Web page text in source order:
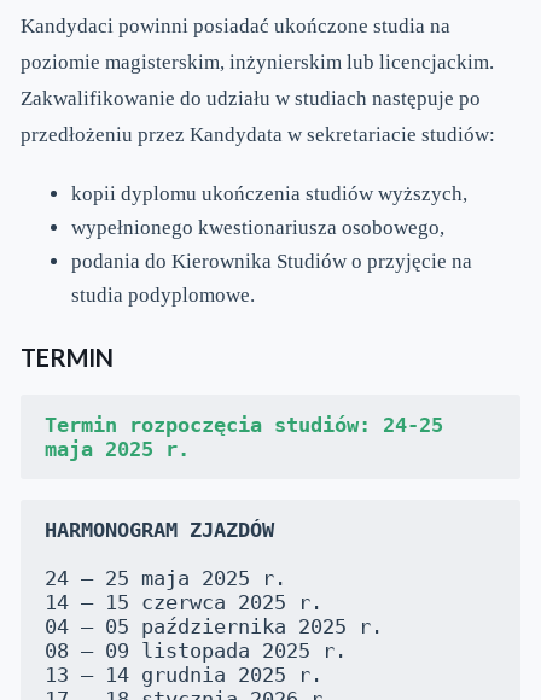
Kandydaci powinni posiadać ukończone studia na
poziomie magisterskim, inżynierskim lub licencjackim.
Zakwalifikowanie do udziału w studiach następuje po
przedłożeniu przez Kandydata w sekretariacie studiów:
kopii dyplomu ukończenia studiów wyższych,
wypełnionego kwestionariusza osobowego,
podania do Kierownika Studiów o przyjęcie na
studia podyplomowe.
TERMIN
Termin rozpoczęcia studiów: 24-25
maja 2025 r.
HARMONOGRAM ZJAZDÓW
24 – 25 maja 2025 r.
14 – 15 czerwca 2025 r.
04 – 05 października 2025 r.
08 – 09 listopada 2025 r.
13 – 14 grudnia 2025 r.